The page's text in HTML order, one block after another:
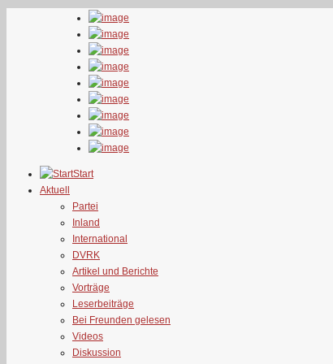
Start
Aktuell
Partei
Inland
International
DVRK
Artikel und Berichte
Vorträge
Leserbeiträge
Bei Freunden gelesen
Videos
Diskussion